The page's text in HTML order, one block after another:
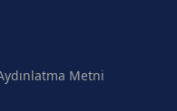
Metni